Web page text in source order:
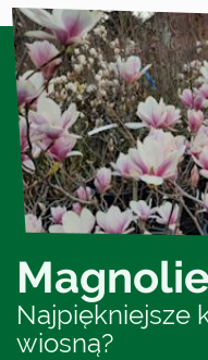
Najpiękniejsze
wiosną?